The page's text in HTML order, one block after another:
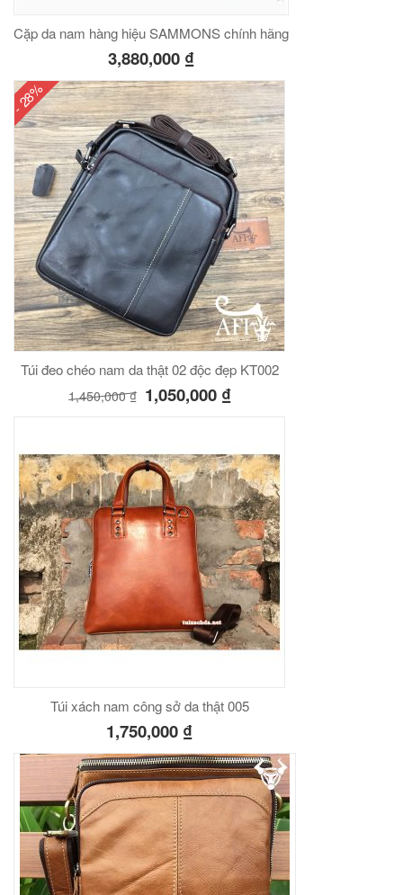
Cặp da nam hàng hiệu SAMMONS chính hãng
3,880,000 ₫
- 28%
Túi đeo chéo nam da thật 02 độc đẹp KT002
1,450,000₫ 1,050,000 ₫
Túi xách nam công sở da thật 005
1,750,000 ₫